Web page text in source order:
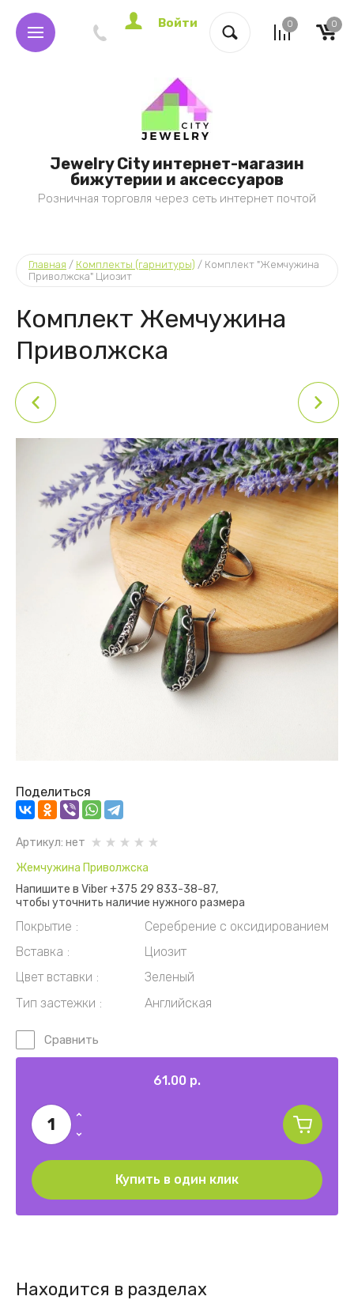
Войти 0 0
Jewelry City интернет-магазин
бижутерии и аксессуаров
Розничная торговля через сеть интернет почтой
Главная / Комплекты (гарнитуры) / Комплект "Жемчужина
Приволжска" Циозит
Комплект Жемчужина
Приволжска
Поделиться
Артикул: нет
Жемчужина Приволжска
Напишите в Viber +375 29 833-38-87,
чтобы уточнить наличие нужного размера
Покрытие
Серебрение с оксидированием
Вставка
Циозит
Цвет вставки
Зеленый
Тип застежки
Английская
Сравнить
61.00 р.
Купить в один клик
Находится в разделах